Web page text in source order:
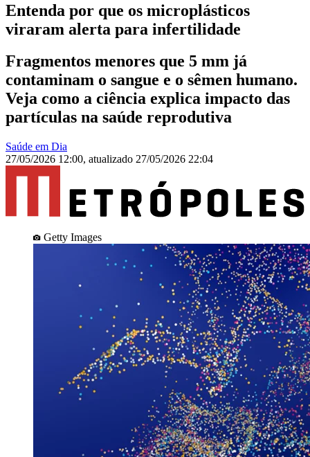
Entenda por que os microplásticos
viraram alerta para infertilidade
Fragmentos menores que 5 mm já
contaminam o sangue e o sêmen humano.
Veja como a ciência explica impacto das
partículas na saúde reprodutiva
Saúde em Dia
27/05/2026 12:00, atualizado 27/05/2026 22:04
Getty Images